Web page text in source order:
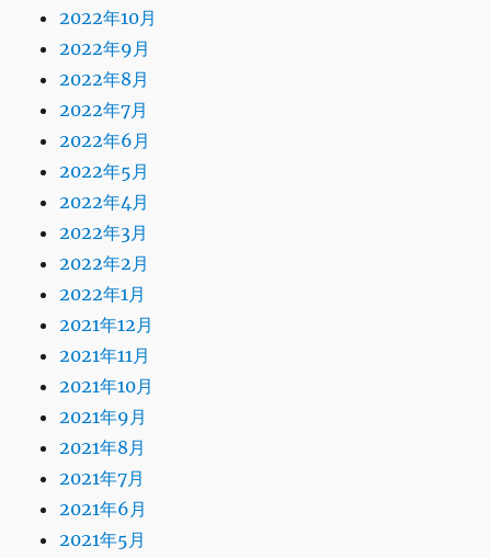
2022年10月
2022年9月
2022年8月
2022年7月
2022年6月
2022年5月
2022年4月
2022年3月
2022年2月
2022年1月
2021年12月
2021年11月
2021年10月
2021年9月
2021年8月
2021年7月
2021年6月
2021年5月